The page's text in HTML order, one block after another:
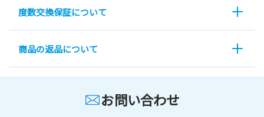
度数交換保証について
商品の返品について
お問い合わせ